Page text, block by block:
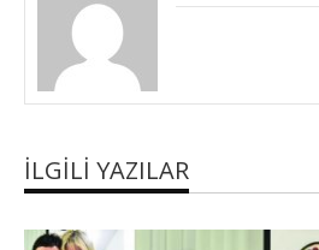
İLGILI YAZILAR